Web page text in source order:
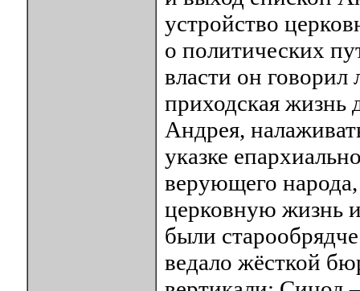
устройство
о политических
власти он
приходская
Андрея,
указке
верующего
церковную жизнь
были
ведало жёсткой